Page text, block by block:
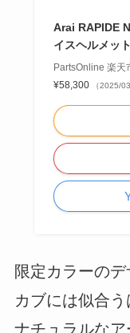
Arai RAPIDE
イスヘルメット
PartsOnline 楽天
¥58,300
（2025/
限定カラーの
カブには似合う
ナチュラルな